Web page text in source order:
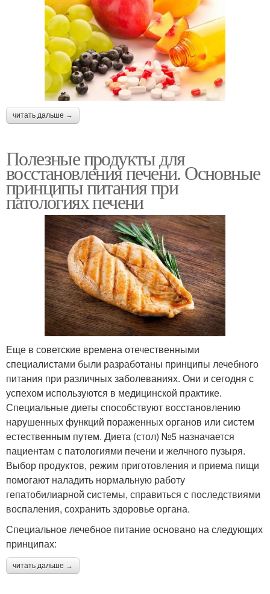
читать дальше →
Полезные продукты для
восстановления печени. Основные
принципы питания при
патологиях печени
Еще в советские времена отечественными
специалистами были разработаны принципы лечебного
питания при различных заболеваниях. Они и сегодня с
успехом используются в медицинской практике.
Специальные диеты способствуют восстановлению
нарушенных функций пораженных органов или систем
естественным путем. Диета (стол) №5 назначается
пациентам с патологиями печени и желчного пузыря.
Выбор продуктов, режим приготовления и приема пищи
помогают наладить нормальную работу
гепатобилиарной системы, справиться с последствиями
воспаления, сохранить здоровье органа.
Специальное лечебное питание основано на следующих
принципах:
читать дальше →